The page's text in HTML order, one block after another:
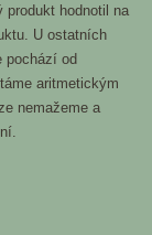
produkt hodnotil na
U ostatních
pochází od
aritmetickým
nemažeme a